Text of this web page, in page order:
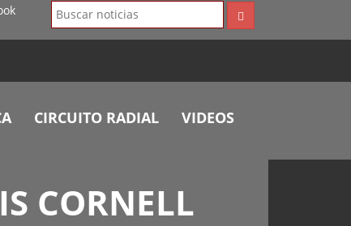
CIRCUITO RADIAL VIDEOS
CORNELL